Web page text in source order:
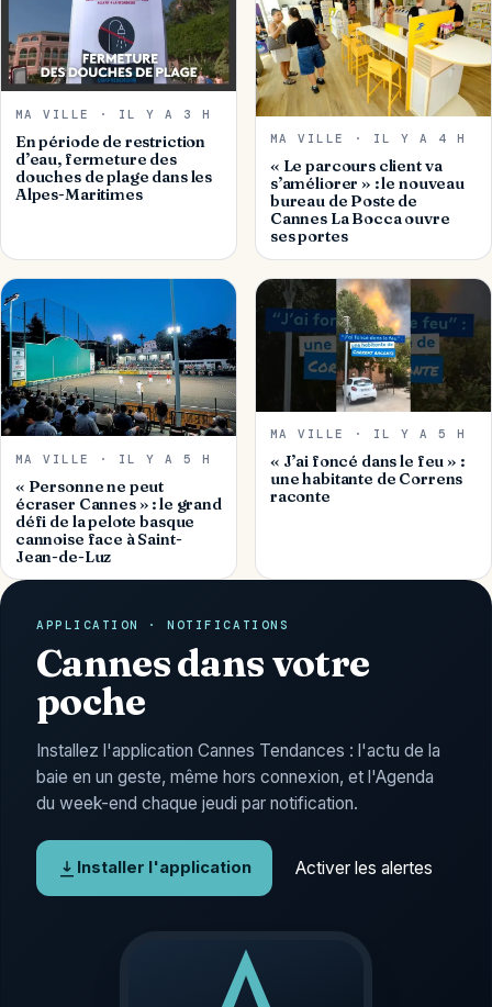
MA VILLE · IL Y A 3 H
En période de restriction
d’eau, fermeture des
douches de plage dans les
Alpes-Maritimes
MA VILLE · IL Y A 4 H
« Le parcours client va
s’améliorer » : le nouveau
bureau de Poste de
Cannes La Bocca ouvre
ses portes
MA VILLE · IL Y A 5 H
« Personne ne peut
écraser Cannes » : le grand
défi de la pelote basque
cannoise face à Saint-
Jean-de-Luz
MA VILLE · IL Y A 5 H
« J’ai foncé dans le feu » :
une habitante de Correns
raconte
APPLICATION · NOTIFICATIONS
Cannes dans votre
poche
Installez l'application Cannes Tendances : l'actu de la
baie en un geste, même hors connexion, et l'Agenda
du week-end chaque jeudi par notification.
Installer l'application Activer les alertes